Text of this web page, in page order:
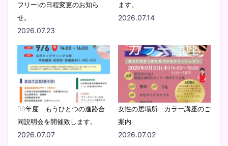
フリー)の日程変更のお知ら
せ。
2026.07.23
ます。
2026.07.14
R8年度 もうひとつの進路合
同説明会を開催致します。
2026.07.07
女性の居場所 カラー講座のご
案内
2026.07.02